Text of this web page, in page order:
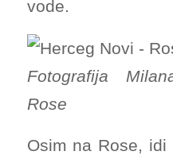
vode.
Fotografija
Rose
Osim na Rose,